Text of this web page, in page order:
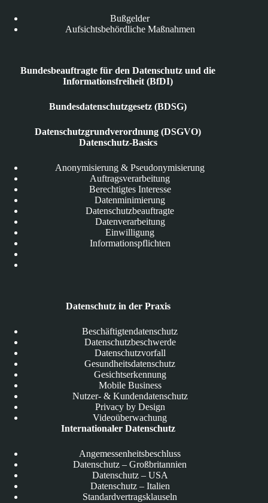
Bußgelder
Aufsichtsbehördliche Maßnahmen
Bundesbeauftragte für den Datenschutz und die
Informationsfreiheit (BfDI)
Bundesdatenschutzgesetz (BDSG)
Datenschutzgrundverordnung (DSGVO)
Datenschutz-Basics
Anonymisierung & Pseudonymisierung
Auftragsverarbeitung
Berechtigtes Interesse
Datenminimierung
Datenschutzbeauftragte
Datenverarbeitung
Einwilligung
Informationspflichten
Datenschutz in der Praxis
Beschäftigtendatenschutz
Datenschutzbeschwerde
Datenschutzvorfall
Gesundheitsdatenschutz
Gesichtserkennung
Mobile Business
Nutzer- & Kundendatenschutz
Privacy by Design
Videoüberwachung
Internationaler Datenschutz
Angemessenheitsbeschluss
Datenschutz – Großbritannien
Datenschutz – USA
Datenschutz – Italien
Standardvertragsklauseln